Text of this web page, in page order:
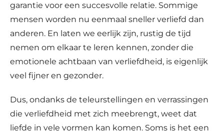
garantie voor een succesvolle relatie. Sommige
mensen worden nu eenmaal sneller verliefd dan
anderen. En laten we eerlijk zijn, rustig de tijd
nemen om elkaar te leren kennen, zonder die
emotionele achtbaan van verliefdheid, is eigenlijk
veel fijner en gezonder.
Dus, ondanks de teleurstellingen en verrassingen
die verliefdheid met zich meebrengt, weet dat
liefde in vele vormen kan komen. Soms is het een